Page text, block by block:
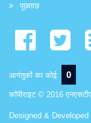
पूछताछ
आगंतुकों का कोई: 0
कॉपीराइट © 2016
Designed & Developed